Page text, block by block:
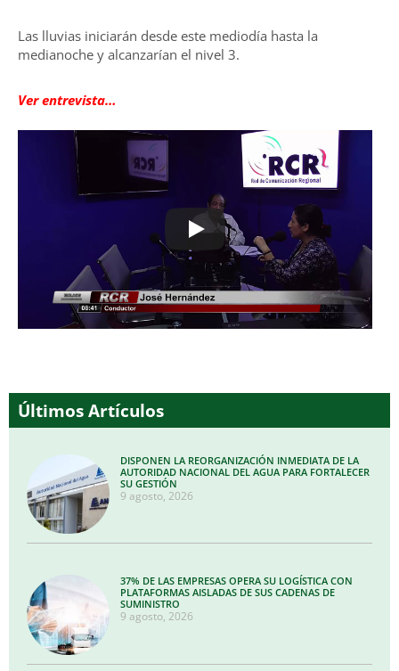
Las lluvias iniciarán desde este mediodía hasta la
medianoche y alcanzarían el nivel 3.
Ver entrevista…
Últimos Artículos
DISPONEN LA REORGANIZACIÓN INMEDIATA DE LA
AUTORIDAD NACIONAL DEL AGUA PARA FORTALECER
SU GESTIÓN
9 agosto, 2026
37% DE LAS EMPRESAS OPERA SU LOGÍSTICA CON
PLATAFORMAS AISLADAS DE SUS CADENAS DE
SUMINISTRO
9 agosto, 2026